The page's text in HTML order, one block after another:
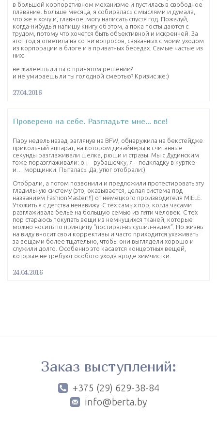
в большой корпоративном механизме и пустилась в свободное
плавание. Больше месяца, я собиралась с мыслями и думала,
что же я хочу и, главное, могу написать спустя год. Пожалуй,
когда-нибудь я напишу книгу об этом, а пока посты даются с
трудом, потому что хочется быть объективной и искренней. За
этот год я ответила на сотни вопросов, связанных с моим уходом
из корпорации в блоге и в приватных беседах. Самые частые из
них:
не жалеешь ли ты о принятом решении?
и не умираешь ли ты голодной смертью? Кризис же:)
27.04.2016
Проверено на себе. Разгладьте мне… все!
Пару недель назад, заглянув на BFW, обнаружила на бекстейдже
прикольный аппарат, на котором дизайнеры в считанные
секунды разглаживали шелка, рюши и стразы. Мы с Дудинским
тоже поразглаживали: он – рубашечку, я – подкладку в куртке
и… морщинки. Пыталась. Да, утюг отобрали:)
Отобрали, а потом позвонили и предложили протестировать эту
гладильную систему (это, оказывается, целая система под
названием FashionMaster!!!) от немецкого производителя MIELE.
Утюжить я с детства ненавижу. С тех самых пор, когда часами
разглаживала белье на большую семью из пяти человек. С тех
пор стараюсь покупать вещи из немнущихся тканей, которые
можно носить по принципу “постирал-высушил-надел”. Но жизнь
на виду вносит свои коррективы и часто приходится ухаживать
за вещами более тщательно, чтобы они выглядели хорошо и
служили долго. Особенно это касается концертных вещей,
которые не требуют особого ухода вроде химчистки.
24.04.2016
Заказ выступлений:
+375 (29) 629-38-84
info@berta.by